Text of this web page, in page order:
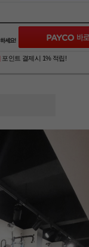
포인트 결제시 1% 적립!